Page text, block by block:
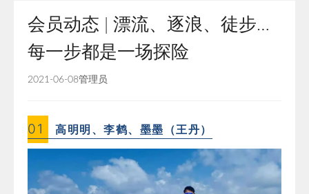
行者证书申报
分支机构
探险文化传播
团体标准
会员动态 | 漂流、逐浪、徒步…
每一步都是一场探险
2021-06-08管理员
01 高明明、李鹤、墨墨（王丹）